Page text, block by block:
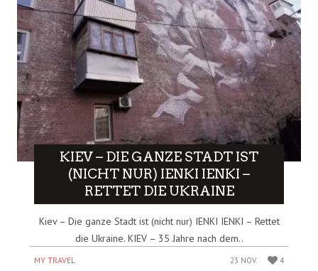
KIEV – DIE GANZE STADT IST
(NICHT NUR) IENKI IENKI –
RETTET DIE UKRAINE
Kiev – Die ganze Stadt ist (nicht nur) IENKI IENKI – Rettet
die Ukraine. KIEV – 35 Jahre nach dem..
MY TRAVEL 23 NOV. 4